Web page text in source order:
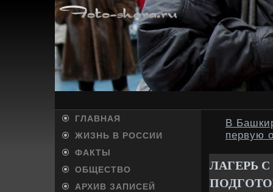
ГЛАВНАЯ
ЖИЗНЬ В РОССИИ
ФАКТЫ
ОБЩЕСТВО
АРХИВ ЗАПИСЕЙ
В
первую
ЛАГЕРЬ